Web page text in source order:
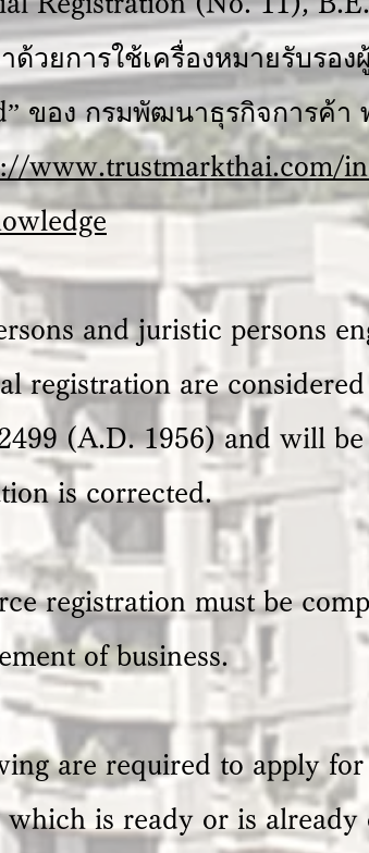
ด้วยการใช้เครื่องหมายรับรอ
ของ กรมพัฒนาธุรกิจการค้า
www.trustmarkthai.com/
and juristic persons
registration are
(A.D. 1956) and will
is corrected.
registration must be
of business.
are required to apply
which is ready or is already